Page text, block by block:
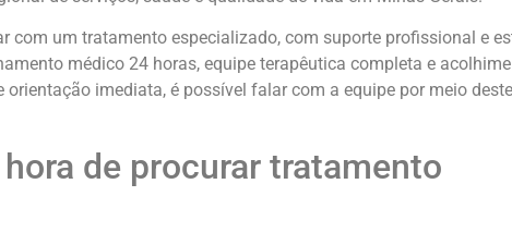
com um tratamento especializado, com suporte profissional e
médico 24 horas, equipe terapêutica completa e
orientação imediata, é possível falar com a equipe por meio
de procurar tratamento